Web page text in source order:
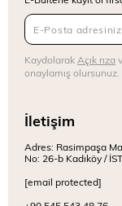
KaydolarakAçık rıza
onaylamış olursunuz.
İletişim
Adres: Rasimpaşa
No: 26-b Kadıköy /
[email protected]